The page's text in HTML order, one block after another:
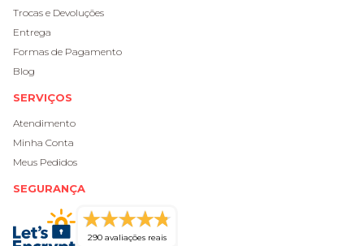
Trocas e Devoluções
Entrega
Formas de Pagamento
Blog
SERVIÇOS
Atendimento
Minha Conta
Meus Pedidos
SEGURANÇA
290 avaliações reais